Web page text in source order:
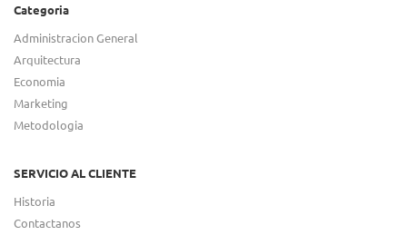
Categoria
Administracion General
Arquitectura
Economia
Marketing
Metodologia
SERVICIO AL CLIENTE
Historia
Contactanos